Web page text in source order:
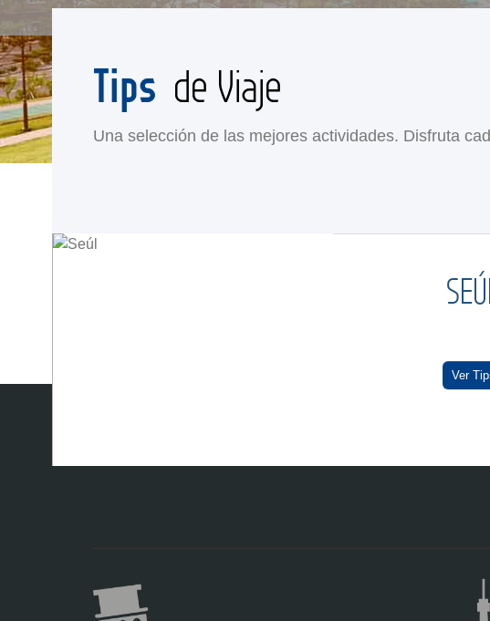
Tips de Viaje
Una selección de las mejores actividades. Disfruta
Ver